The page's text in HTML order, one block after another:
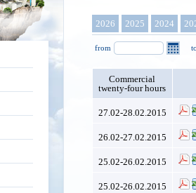
2026 2025 2024
from
Commercial
twenty-four hours
27.02-28.02.2015
26.02-27.02.2015
25.02-26.02.2015
25.02-26.02.2015